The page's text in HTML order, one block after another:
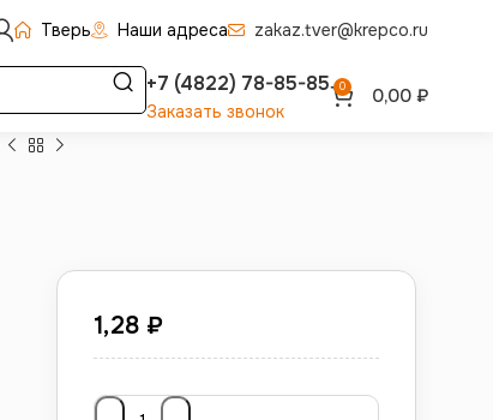
Тверь Наши адреса zakaz.tver@krepco.ru
+7 (4822) 78-85-85
Заказать звонок
0 0,00 ₽
1,28 ₽